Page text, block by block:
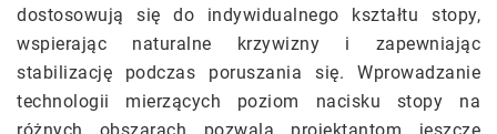
dostosowują się do indywidualnego kształtu stopy,
wspierając naturalne krzywizny i zapewniając
stabilizację podczas poruszania się. Wprowadzanie
technologii mierzących poziom nacisku stopy na